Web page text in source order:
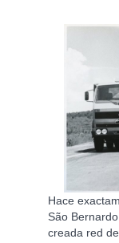
Hace
São
creada red